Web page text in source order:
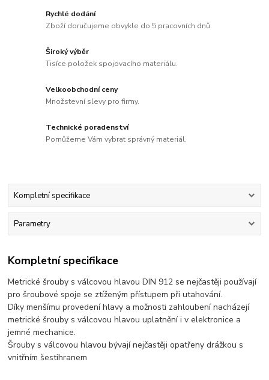
Rychlé dodání
Zboží doručujeme obvykle do 5 pracovních dnů.
Široký výběr
Tisíce položek spojovacího materiálu.
Velkoobchodní ceny
Množstevní slevy pro firmy.
Technické poradenství
Pomůžeme Vám vybrat správný materiál.
Kompletní specifikace
Parametry
Kompletní specifikace
Metrické šrouby s válcovou hlavou DIN 912 se nejčastěji používají
pro šroubové spoje se ztíženým přístupem při utahování.
Díky menšímu provedení hlavy a možnosti zahloubení nacházejí
metrické šrouby s válcovou hlavou uplatnění i v elektronice a
jemné mechanice.
Šrouby s válcovou hlavou bývají nejčastěji opatřeny drážkou s
vnitřním šestihranem